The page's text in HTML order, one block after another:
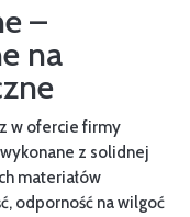
–
na
w ofercie firmy
z solidnej
materiałów
odporność na wilgoć